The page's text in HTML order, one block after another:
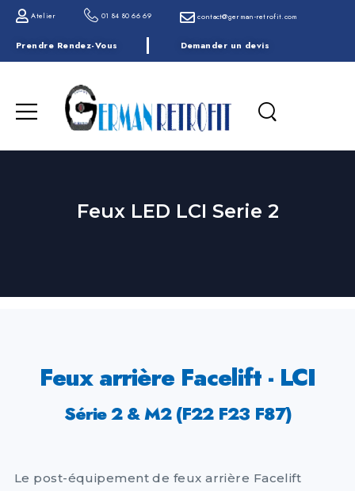
Atelier 01 84 80 66 69 contact@german-retrofit.com
Prendre Rendez-Vous Demander un devis
Feux LED LCI Serie 2
Feux arrière Facelift - LCI
Série 2 & M2 (F22 F23 F87)
Le post-équipement de feux arrière Facelift